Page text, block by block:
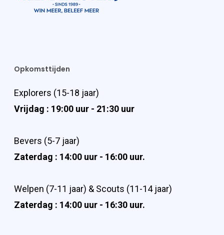
Opkomsttijden
Explorers (15-18 jaar)
Vrijdag : 19:00 uur - 21:30 uur
Bevers (5-7 jaar)
Zaterdag : 14:00 uur - 16:00 uur.
Welpen (7-11 jaar) & Scouts (11-14 jaar)
Zaterdag : 14:00 uur - 16:30 uur.